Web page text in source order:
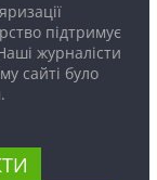
підтримує
журналісти
сайті було